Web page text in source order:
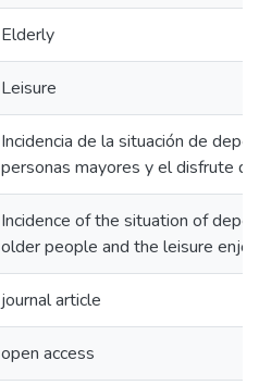
Elderly
Leisure
Incidencia de la situación de
personas mayores y el disfrute
Incidence of the situation of
older people and the leisure
journal article
open access